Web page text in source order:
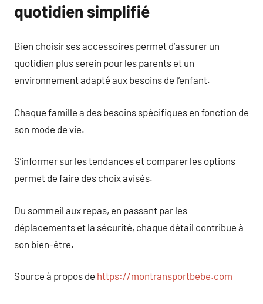
quotidien simplifié
Bien choisir ses accessoires permet d’assurer un
quotidien plus serein pour les parents et un
environnement adapté aux besoins de l’enfant.
Chaque famille a des besoins spécifiques en fonction de
son mode de vie.
S’informer sur les tendances et comparer les options
permet de faire des choix avisés.
Du sommeil aux repas, en passant par les
déplacements et la sécurité, chaque détail contribue à
son bien-être.
Source à propos de https://montransportbebe.com